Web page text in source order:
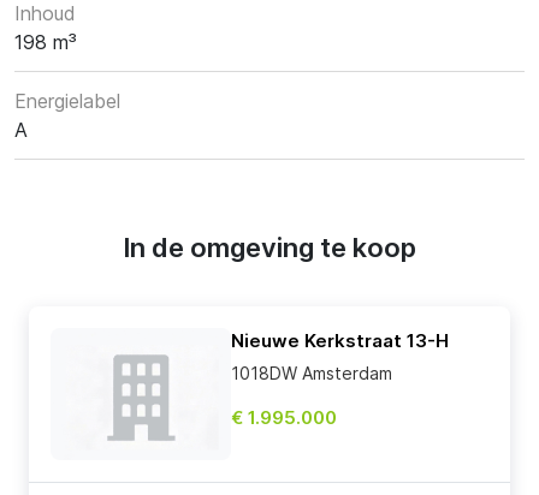
Inhoud
198 m³
Energielabel
A
In de omgeving te koop
Nieuwe Kerkstraat 13-H
1018DW Amsterdam
€ 1.995.000